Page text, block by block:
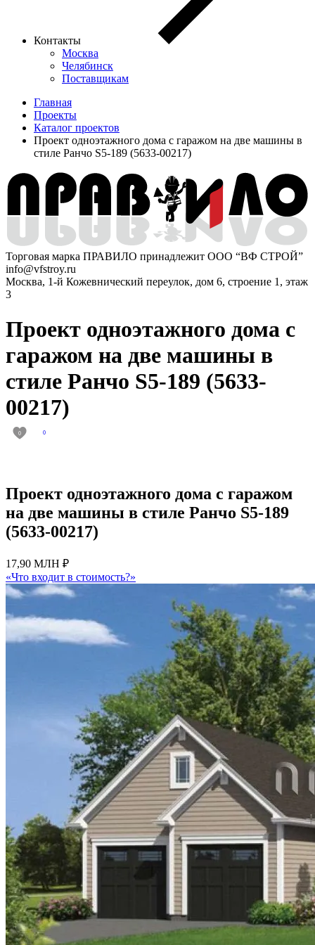
Контакты
Москва
Челябинск
Поставщикам
Главная
Проекты
Каталог проектов
Проект одноэтажного дома с гаражом на две машины в
стиле Ранчо S5-189 (5633-00217)
Торговая марка ПРАВИЛО принадлежит ООО “ВФ СТРОЙ”
info@vfstroy.ru
Москва, 1-й Кожевнический переулок, дом 6, строение 1, этаж
3
Проект одноэтажного дома с
гаражом на две машины в
стиле Ранчо S5-189 (5633-
00217)
0 0
Проект одноэтажного дома с гаражом
на две машины в стиле Ранчо S5-189
(5633-00217)
17,90 МЛН ₽
«Что входит в стоимость?»